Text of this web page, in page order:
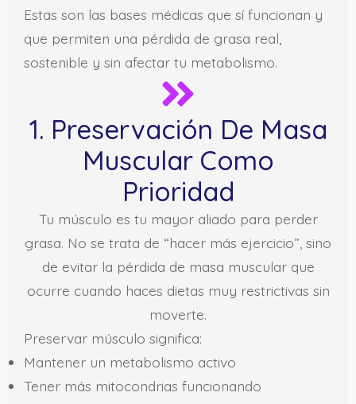
Estas son las bases médicas que sí funcionan y
que permiten una pérdida de grasa real,
sostenible y sin afectar tu metabolismo.
1. Preservación De Masa
Muscular Como
Prioridad
Tu músculo es tu mayor aliado para perder
grasa. No se trata de “hacer más ejercicio”, sino
de evitar la pérdida de masa muscular que
ocurre cuando haces dietas muy restrictivas sin
moverte.
Preservar músculo significa:
Mantener un metabolismo activo
Tener más mitocondrias funcionando